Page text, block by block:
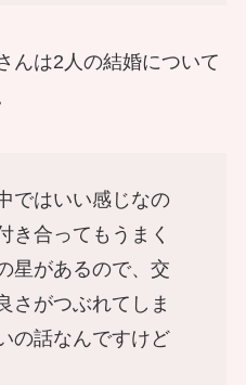
んは2人の結婚について
ではいい感じなの
き合ってもうまく
星があるので、交
さがつぶれてしま
の話なんですけど